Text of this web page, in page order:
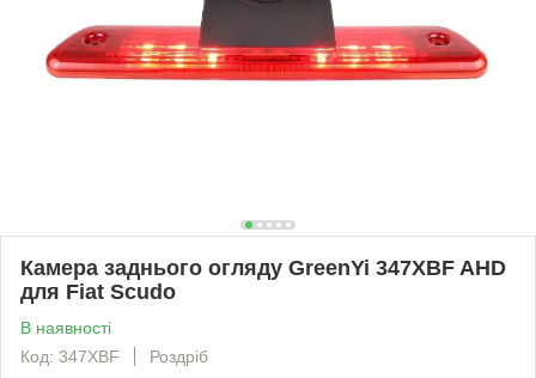
Камера заднього огляду GreenYi 347XBF AHD
для Fiat Scudo
В наявності
Код: 347XBF
Роздріб